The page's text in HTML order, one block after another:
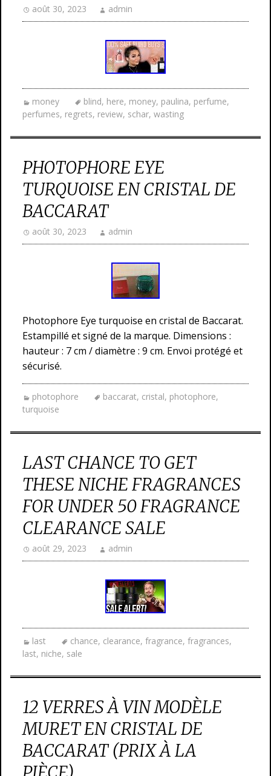
août 30, 2023 admin
money blind, here, money, paulina, perfume,
perfumes, regrets, review, schar, wasting
PHOTOPHORE EYE
TURQUOISE EN CRISTAL DE
BACCARAT
août 30, 2023 admin
Photophore Eye turquoise en cristal de Baccarat.
Estampillé et signé de la marque. Dimensions :
hauteur : 7 cm / diamètre : 9 cm. Envoi protégé et
sécurisé.
photophore baccarat, cristal, photophore,
turquoise
LAST CHANCE TO GET
THESE NICHE FRAGRANCES
FOR UNDER 50 FRAGRANCE
CLEARANCE SALE
août 29, 2023 admin
last chance, clearance, fragrance, fragrances,
last, niche, sale
12 VERRES À VIN MODÈLE
MURET EN CRISTAL DE
BACCARAT (PRIX À LA